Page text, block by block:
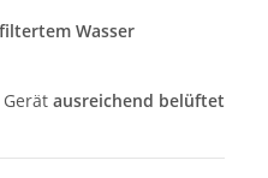
Wasser
ausreichend belüftet